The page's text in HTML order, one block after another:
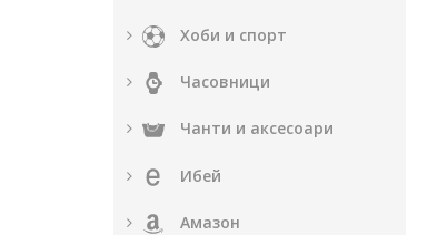
Хоби и спорт
Часовници
Чанти и аксесоари
Ибей
Амазон